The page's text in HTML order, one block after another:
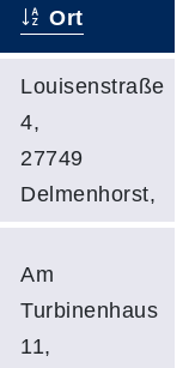
Ort
Louisenstraße
4,
27749
Delmenhorst,
Am
Turbinenhaus
11,